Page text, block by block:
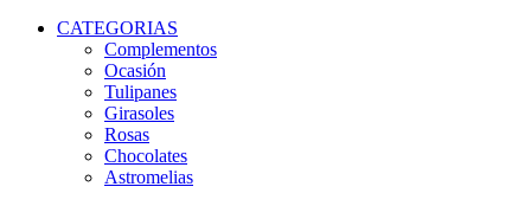
CATEGORIAS
Complementos
Ocasión
Tulipanes
Girasoles
Rosas
Chocolates
Astromelias